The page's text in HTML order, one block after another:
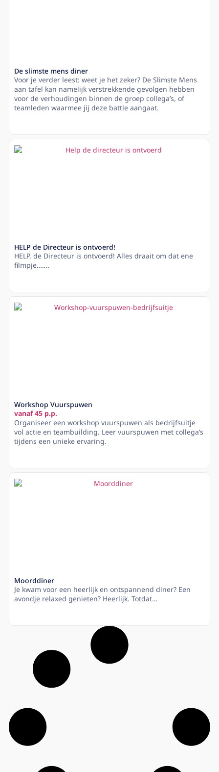
De slimste mens diner
Voor je verder leest: weet je het zeker? De Slimste Mens
aan tafel kan namelijk verstrekkende gevolgen hebben
voor de verhoudingen binnen de groep collega’s, of
teamleden waarmee jij deze battle aangaat.
HELP de Directeur is ontvoerd!
HELP, de Directeur is ontvoerd! Alles draait om dat ene
filmpje…….
Workshop Vuurspuwen
vanaf 45 p.p.
Organiseer een workshop vuurspuwen als bedrijfsuitje
vol actie en teambuilding. Leer vuurspuwen met collega’s
tijdens een unieke ervaring.
Moorddiner
Je kwam voor een heerlijk en ontspannend diner? Een
avondje relaxed genieten? Heerlijk. Totdat…